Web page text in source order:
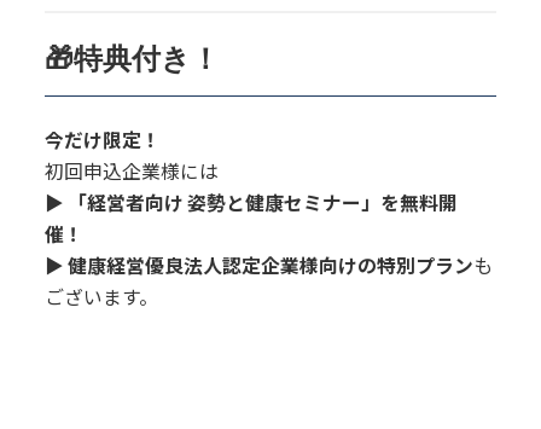
🎁特典付き！
今だけ限定！
初回申込企業様には
▶
「経営者向け 姿勢と健康セミナー」を無料開
催！
▶ 健康経営優良法人認定企業様向けの特別プランも
ございます。